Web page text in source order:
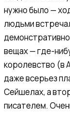
нужно было —
людьми
вещах — где-
королевство (в
даже всерьез
Сейшелах, а
писателем.